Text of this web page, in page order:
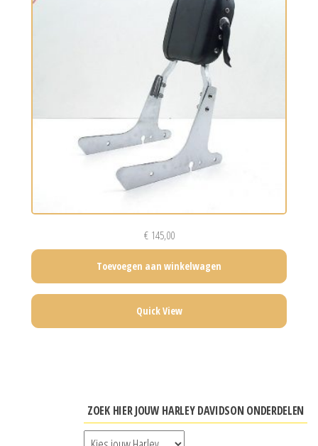
€145,00
Toevoegen aan winkelwagen
Quick View
ZOEK HIER JOUW HARLEY DAVIDSON ONDERDELEN